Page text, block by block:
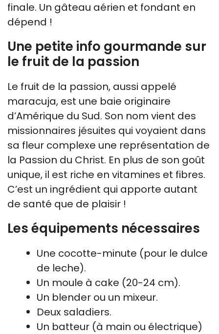
finale. Un gâteau aérien et fondant en
dépend !
Une petite info gourmande sur
le fruit de la passion
Le fruit de la passion, aussi appelé
maracuja, est une baie originaire
d’Amérique du Sud. Son nom vient des
missionnaires jésuites qui voyaient dans
sa fleur complexe une représentation de
la Passion du Christ. En plus de son goût
unique, il est riche en vitamines et fibres.
C’est un ingrédient qui apporte autant
de santé que de plaisir !
Les équipements nécessaires
Une cocotte-minute (pour le dulce
de leche).
Un moule à cake (20-24 cm).
Un blender ou un mixeur.
Deux saladiers.
Un batteur (à main ou électrique)